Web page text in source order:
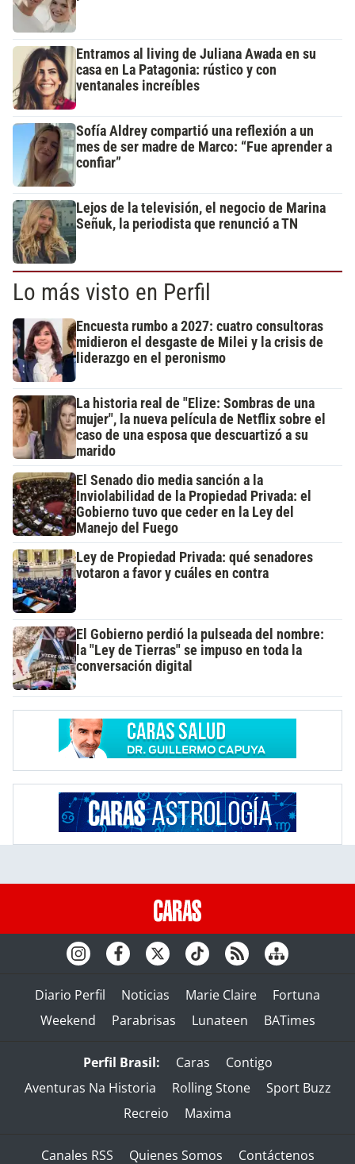
Entramos al living de Juliana Awada en su
casa en La Patagonia: rústico y con
ventanales increíbles
Sofía Aldrey compartió una reflexión a un
mes de ser madre de Marco: “Fue aprender a
confiar”
Lejos de la televisión, el negocio de Marina
Señuk, la periodista que renunció a TN
Lo más visto en Perfil
Encuesta rumbo a 2027: cuatro consultoras
midieron el desgaste de Milei y la crisis de
liderazgo en el peronismo
La historia real de "Elize: Sombras de una
mujer", la nueva película de Netflix sobre el
caso de una esposa que descuartizó a su
marido
El Senado dio media sanción a la
Inviolabilidad de la Propiedad Privada: el
Gobierno tuvo que ceder en la Ley del
Manejo del Fuego
Ley de Propiedad Privada: qué senadores
votaron a favor y cuáles en contra
El Gobierno perdió la pulseada del nombre:
la "Ley de Tierras" se impuso en toda la
conversación digital
Diario Perfil Noticias Marie Claire
Fortuna
Weekend
Parabrisas Lunateen BATimes
Perfil Brasil: Caras
Contigo
Aventuras Na Historia
Rolling Stone
Sport Buzz
Recreio
Maxima
Canales RSS Quienes Somos Contáctenos